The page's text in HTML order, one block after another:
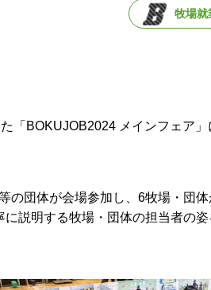
牧場就
「 BOKUJOB2024 メインフェア
の団体が会場参加し、 6牧場・団体
説明する牧場・団体の担当者の